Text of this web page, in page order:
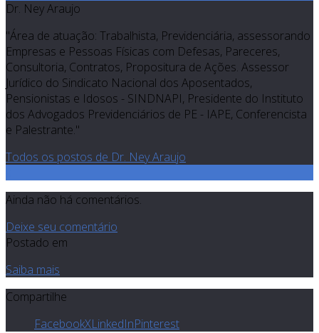
Dr. Ney Araujo
"Área de atuação: Trabalhista, Previdenciária, assessorando
Empresas e Pessoas Físicas com Defesas, Pareceres,
Consultoria, Contratos, Propositura de Ações. Assessor
Jurídico do Sindicato Nacional dos Aposentados,
Pensionistas e Idosos - SINDNAPI, Presidente do Instituto
dos Advogados Previdenciários de PE - IAPE, Conferencista
e Palestrante."
Todos os postos de Dr. Ney Araujo
Ainda não há comentários.
Deixe seu comentário
Postado em
Saiba mais
Compartilhe
FacebookXLinkedInPinterest